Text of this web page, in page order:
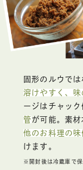
固形のルウで
溶けやすく、味
ージはチャッ
管が可能。素
他のお料理の味
けます。
※開封後は冷蔵庫で保